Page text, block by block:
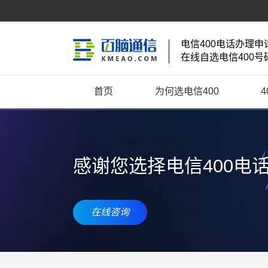
电信400电话办理申
在线自选电信400号
首页 为何选电信400
感谢您选择电信400电
在线咨询